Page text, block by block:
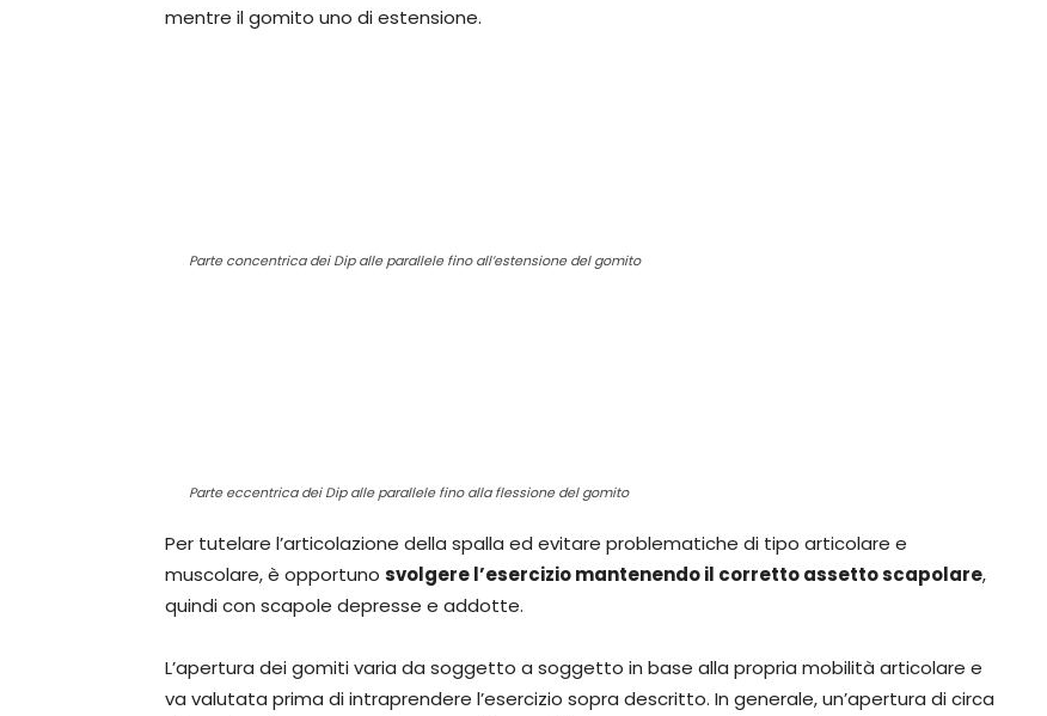
mentre il gomito uno di estensione.
Parte concentrica dei Dip alle parallele fino all’estensione del gomito
Parte eccentrica dei Dip alle parallele fino alla flessione del gomito
Per tutelare l’articolazione della spalla ed evitare problematiche di tipo articolare e
muscolare, è opportuno svolgere l’esercizio mantenendo il corretto assetto scapolare,
quindi con scapole depresse e addotte.
L’apertura dei gomiti varia da soggetto a soggetto in base alla propria mobilità articolare e
va valutata prima di intraprendere l’esercizio sopra descritto. In generale, un’apertura di circa